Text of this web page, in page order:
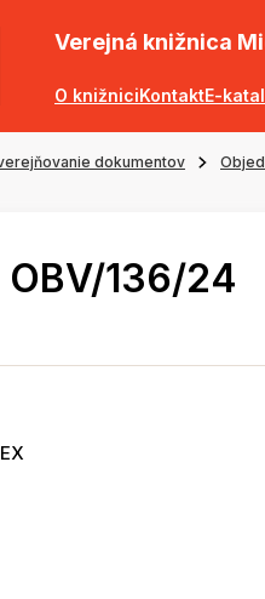
Verejná knižnica
O knižniciKontaktE-
dokumentov
136/24